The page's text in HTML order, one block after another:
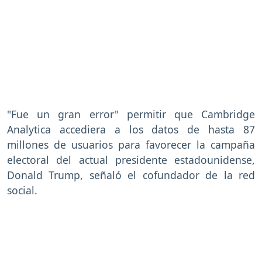
"Fue un gran error" permitir que Cambridge
Analytica accediera a los datos de hasta 87
millones de usuarios para favorecer la campaña
electoral del actual presidente estadounidense,
Donald Trump, señaló el cofundador de la red
social.